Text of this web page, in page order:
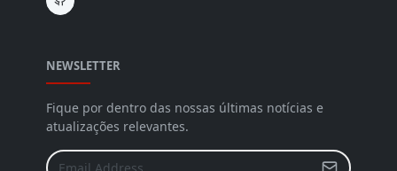
NEWSLETTER
Fique por dentro das nossas últimas notícias e
atualizações relevantes.